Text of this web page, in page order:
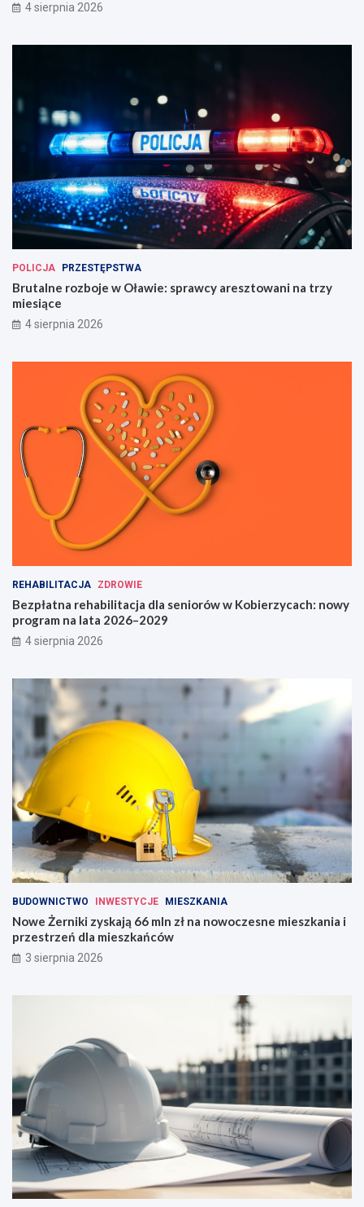
4 sierpnia 2026
POLICJA PRZESTĘPSTWA
Brutalne rozboje w Oławie: sprawcy aresztowani na trzy
miesiące
4 sierpnia 2026
REHABILITACJA ZDROWIE
Bezpłatna rehabilitacja dla seniorów w Kobierzycach: nowy
program na lata 2026–2029
4 sierpnia 2026
BUDOWNICTWO INWESTYCJE MIESZKANIA
Nowe Żerniki zyskają 66 mln zł na nowoczesne mieszkania i
przestrzeń dla mieszkańców
3 sierpnia 2026